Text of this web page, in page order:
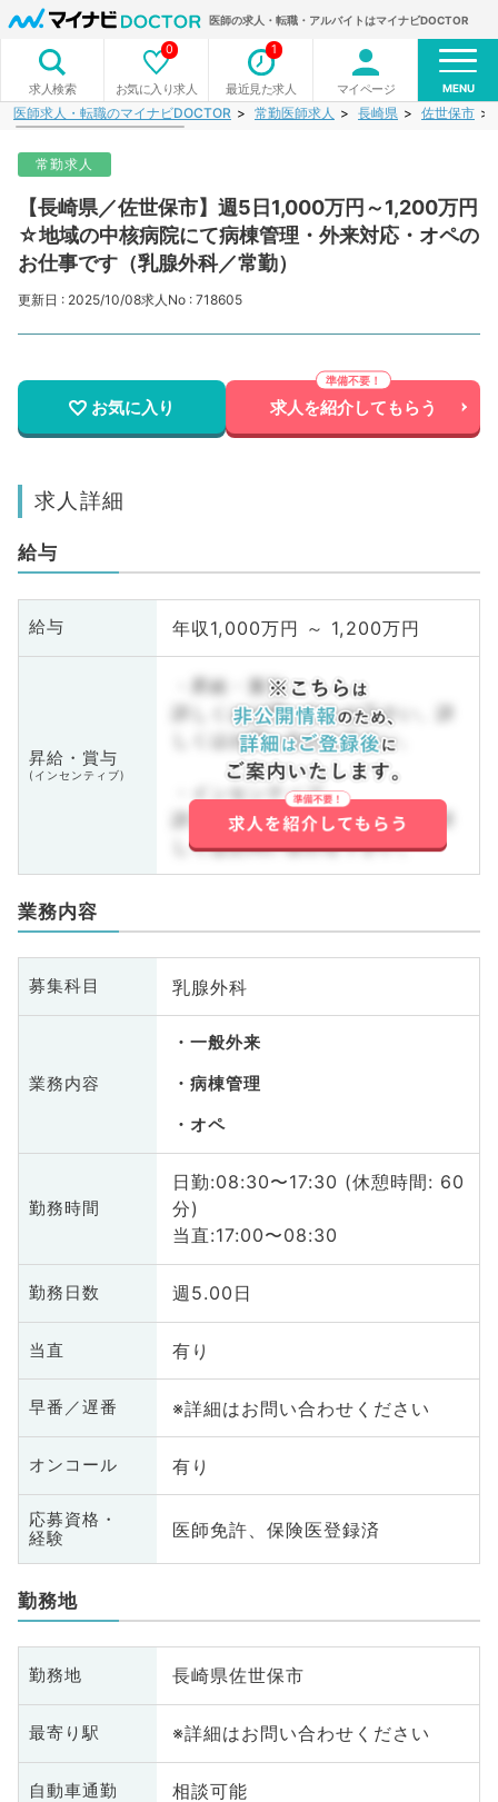
医師の求人・転職・アルバイトはマイナビDOCTOR
求人検索 お気に入り求人
0
最近見た求人
1
マイページ MENU
医師求人・転職のマイナビDOCTOR 常勤医師求人 長崎県 佐世保市
常勤求人
【長崎県／佐世保市】週5日1,000万円～1,200万円
☆地域の中核病院にて病棟管理・外来対応・オペの
お仕事です（乳腺外科／常勤）
更新日 : 2025/10/08求人No : 718605
お気に入り 求人を紹介してもらう
求人詳細
給与
給与 年収1,000万円 ～ 1,200万円
昇給・賞与
(インセンティブ)
・昇給・賞与
詳しくはお問い合わせ下さい。詳
しくはお問い合わせ下さい。
・インセンティブ
詳しくはお問い合わせ下さい。詳
しくはお問い合わせ下さい。
業務内容
募集科目 乳腺外科
業務内容
一般外来
病棟管理
オペ
勤務時間
日勤:08:30〜17:30 (休憩時間: 60
分)
当直:17:00〜08:30
勤務日数 週5.00日
当直 有り
早番／遅番 ※詳細はお問い合わせください
オンコール 有り
応募資格・
経験
医師免許、保険医登録済
勤務地
勤務地 長崎県佐世保市
最寄り駅 ※詳細はお問い合わせください
自動車通勤 相談可能